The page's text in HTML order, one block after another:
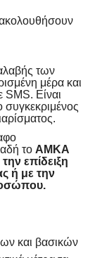
των
μέρα και
SMS. Είναι
συγκεκριμένος
το ΑΜΚΑ
επίδειξη
ή με την
και βασικών